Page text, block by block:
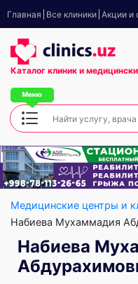
Главная Все клиники Акции и
Каталог клиник и
Медицинские центры и
Набиева Мухаммадия
Набиева